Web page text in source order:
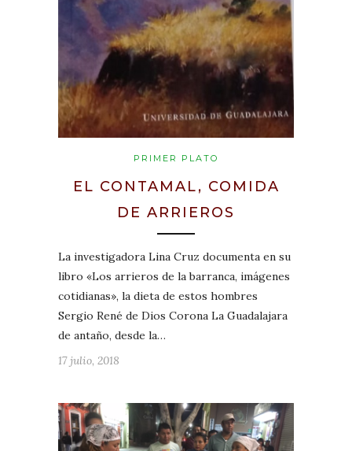
PRIMER PLATO
EL CONTAMAL, COMIDA
DE ARRIEROS
La investigadora Lina Cruz documenta en su
libro «Los arrieros de la barranca, imágenes
cotidianas», la dieta de estos hombres
Sergio René de Dios Corona La Guadalajara
de antaño, desde la…
17 julio, 2018